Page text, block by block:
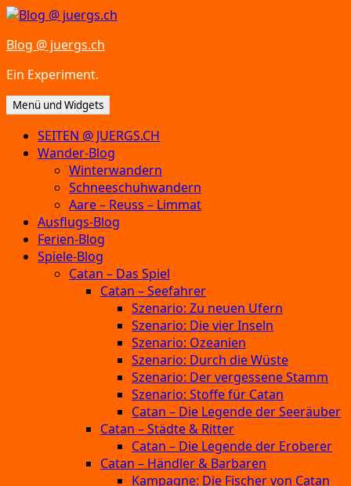
Zum
springen
Blog @ juergs.ch
Ein Experiment.
Menü und Widgets
SEITEN @ JUERGS.CH
Wander-Blog
Winterwandern
Schneeschuhwandern
Aare – Reuss – Limmat
Ausflugs-Blog
Ferien-Blog
Spiele-Blog
Catan – Das Spiel
Catan – Seefahrer
Szenario: Zu neuen Ufern
Szenario: Die vier Inseln
Szenario: Ozeanien
Szenario: Durch die Wüste
Szenario: Der vergessene Stamm
Szenario: Stoffe für Catan
Catan – Die Legende der Seeräuber
Catan – Städte & Ritter
Catan – Die Legende der Eroberer
Catan – Händler & Barbaren
Kampagne: Die Fischer von Catan